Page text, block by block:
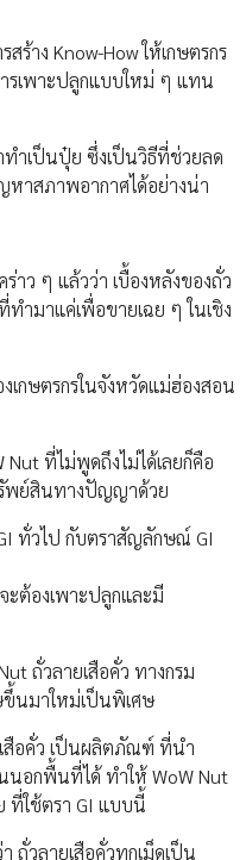
ร้าง Know-How ให้เกษตรกร
รเพาะปลูกแบบใหม่ ๆ แทน
ทำเป็นปุ๋ย ซึ่งเป็นวิธีที่ช่วยลด
หาสภาพอากาศได้อย่างน่า
ว ๆ แล้วว่า เบื้องหลังของถั่ว
ำมาแค่เพื่อขายเฉย ๆ ในเชิง
เกษตรกรในจังหวัดแม่ฮ่องสอน
ที่ไม่พูดถึงไม่ได้เลยก็คือ
รัพย์สินทางปัญญาด้วย
ทั่วไป กับตราสัญลักษณ์ GI
ต้องเพาะปลูกและมี
ถั่วลายเสือคั่ว ทางกรม
นมาใหม่เป็นพิเศษ
สือคั่ว เป็นผลิตภัณฑ์ ที่นำ
นอกพื้นที่ได้ ทำให้ WoW Nut
ที่ใช้ตรา GI แบบนี้
ถั่วลายเสือคั่วทุกเม็ดเป็น